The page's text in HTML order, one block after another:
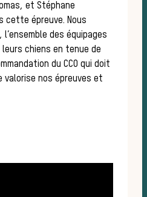
et Stéphane
cette épreuve. Nous
des équipages
chiens en tenue de
du CCO qui doit
nos épreuves et